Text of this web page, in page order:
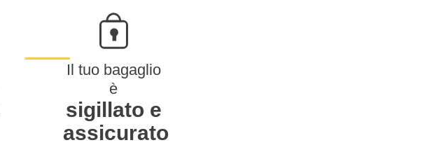
Il tuo bagaglio
è
sigillato e
assicurato